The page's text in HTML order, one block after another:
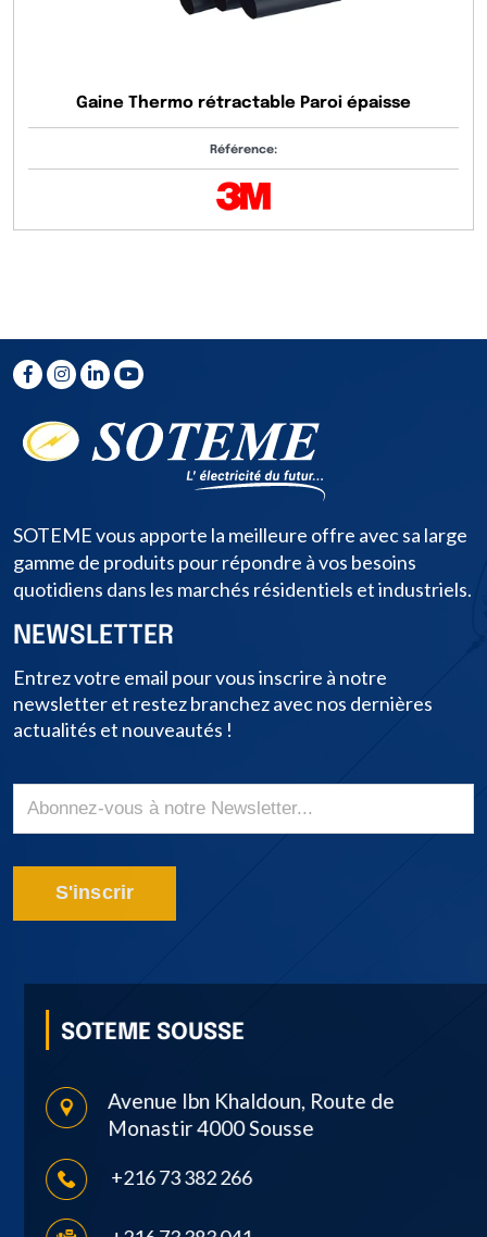
Gaine Thermo rétractable Paroi épaisse
Référence:
SOTEME vous apporte la meilleure offre avec sa large
gamme de produits pour répondre à vos besoins
quotidiens dans les marchés résidentiels et industriels.
NEWSLETTER
Entrez votre email pour vous inscrire à notre
newsletter et restez branchez avec nos dernières
actualités et nouveautés !
S'inscrir
SOTEME SOUSSE
Avenue Ibn Khaldoun, Route de
Monastir 4000 Sousse
+216 73 382 266